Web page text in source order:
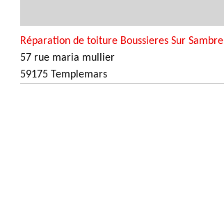
Réparation de toiture Boussieres Sur Sambre
57 rue maria mullier
59175 Templemars